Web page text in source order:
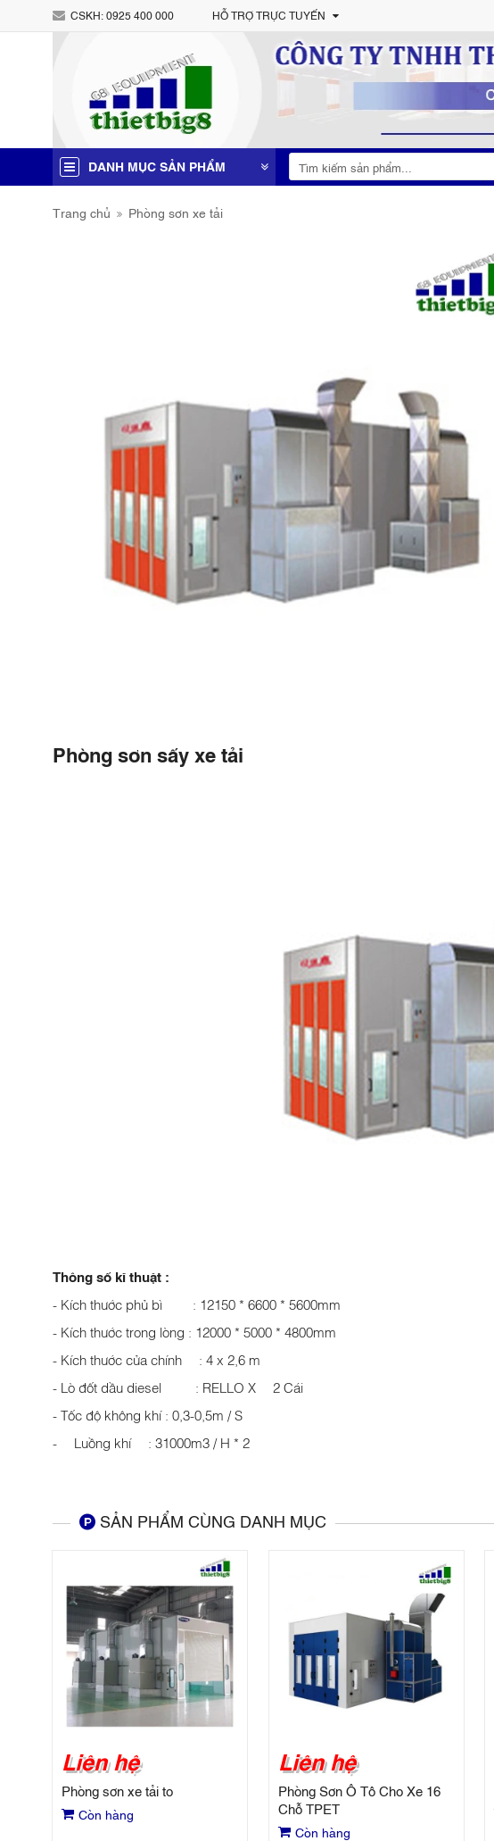
CSKH:0925 400 000 HỖ TRỢ TRỰC TUYẾN
DANH MỤC SẢN PHẨM
Trang chủ Phòng sơn xe tải
Phòng sơn sấy xe tải
Thông số kĩ thuật :
- Kích thước phủ bì : 12150 * 6600 * 5600mm
- Kích thước trong lòng : 12000 * 5000 * 4800mm
- Kích thước cửa chính : 4 x 2,6 m
- Lò đốt dầu diesel : RELLO X 2 Cái
- Tốc độ không khí : 0,3-0,5m / S
- Luồng khí : 31000m3 / H * 2
SẢN PHẨM CÙNG DANH MỤC
Liên hệ
Phòng sơn xe tải to
Còn hàng
Liên hệ
Phòng Sơn Ô Tô Cho Xe 16
Chỗ TPET
Còn hàng